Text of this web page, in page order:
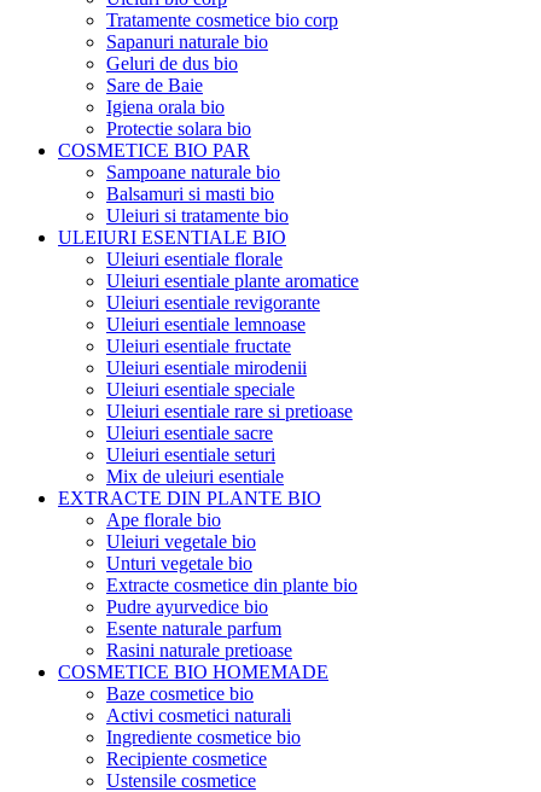
Tratamente cosmetice bio corp
Sapanuri naturale bio
Geluri de dus bio
Sare de Baie
Igiena orala bio
Protectie solara bio
COSMETICE BIO PAR
Sampoane naturale bio
Balsamuri si masti bio
Uleiuri si tratamente bio
ULEIURI ESENTIALE BIO
Uleiuri esentiale florale
Uleiuri esentiale plante aromatice
Uleiuri esentiale revigorante
Uleiuri esentiale lemnoase
Uleiuri esentiale fructate
Uleiuri esentiale mirodenii
Uleiuri esentiale speciale
Uleiuri esentiale rare si pretioase
Uleiuri esentiale sacre
Uleiuri esentiale seturi
Mix de uleiuri esentiale
EXTRACTE DIN PLANTE BIO
Ape florale bio
Uleiuri vegetale bio
Unturi vegetale bio
Extracte cosmetice din plante bio
Pudre ayurvedice bio
Esente naturale parfum
Rasini naturale pretioase
COSMETICE BIO HOMEMADE
Baze cosmetice bio
Activi cosmetici naturali
Ingrediente cosmetice bio
Recipiente cosmetice
Ustensile cosmetice